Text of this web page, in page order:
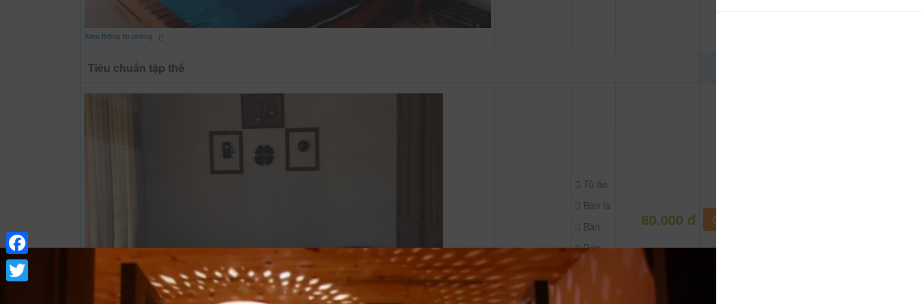
Xem thông tin phòng
Tiêu chuẩn tập thể
Tủ áo
Bàn là
Bàn
Dép
80.000 đ CHƯA KHAI BÁO PHÒNG
Facebook